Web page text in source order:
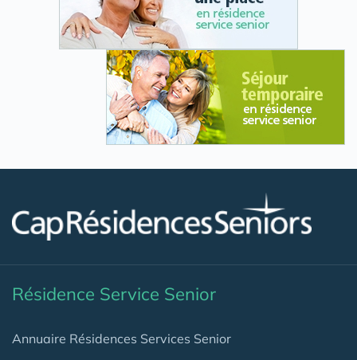
Résidence Service Senior
Annuaire Résidences Services Senior